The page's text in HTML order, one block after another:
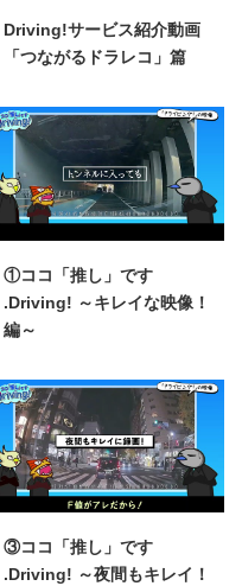
Driving!サービス紹介動画
「つながるドラレコ」篇
①ココ「推し」です
.Driving! ～キレイな映像！
編～
③ココ「推し」です
.Driving! ～夜間もキレイ！